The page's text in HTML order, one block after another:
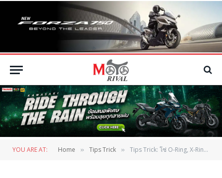
YOU ARE AT: Home » Tips Trick » Tips Trick: โซ่ O-Ring, X-Ring, Z-Ring, ฯลฯ ต่างกันยังไง ?